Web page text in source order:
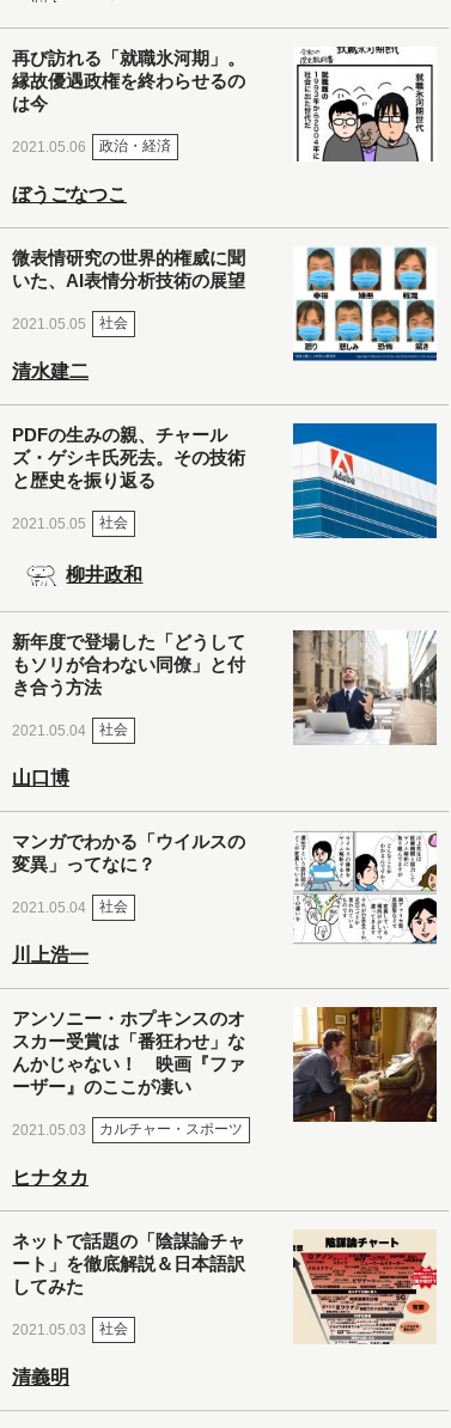
再び訪れる「就職氷河期」。
縁故優遇政権を終わらせるの
は今
2021.05.06 政治・経済
ぼうごなつこ
微表情研究の世界的権威に聞
いた、AI表情分析技術の展望
2021.05.05 社会
清水建二
PDFの生みの親、チャール
ズ・ゲシキ氏死去。その技術
と歴史を振り返る
2021.05.05 社会
柳井政和
新年度で登場した「どうして
もソリが合わない同僚」と付
き合う方法
2021.05.04 社会
山口博
マンガでわかる「ウイルスの
変異」ってなに？
2021.05.04 社会
川上浩一
アンソニー・ホプキンスのオ
スカー受賞は「番狂わせ」な
んかじゃない！ 映画『ファ
ーザー』のここが凄い
2021.05.03 カルチャー・スポーツ
ヒナタカ
ネットで話題の「陰謀論チャ
ート」を徹底解説＆日本語訳
してみた
2021.05.03 社会
清義明